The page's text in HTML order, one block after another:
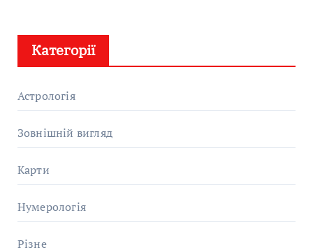
Категорії
Астрологія
Зовнішній вигляд
Карти
Нумерологія
Різне